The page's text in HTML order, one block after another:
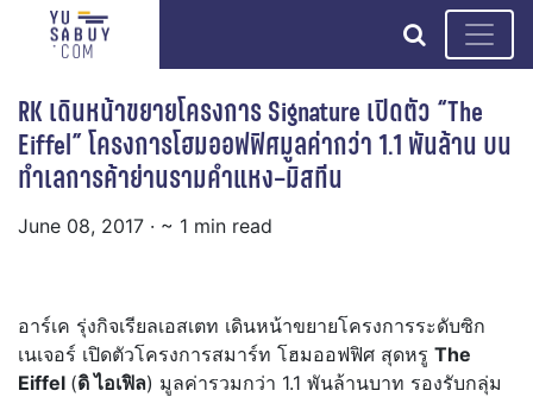
search
RK เดินหน้าขยายโครงการ Signature เปิดตัว “The
Eiffel” โครงการโฮมออฟฟิศมูลค่ากว่า 1.1 พันล้าน บน
ทำเลการค้าย่านรามคำแหง–มิสทีน
June 08, 2017 · ~ 1 min read
อาร์เค รุ่งกิจเรียลเอสเตท เดินหน้าขยายโครงการระดับซิก
เนเจอร์ เปิดตัวโครงการสมาร์ท โฮมออฟฟิศ สุดหรู The
Eiffel (ดิ ไอเฟิล) มูลค่ารวมกว่า 1.1 พันล้านบาท รองรับกลุ่ม